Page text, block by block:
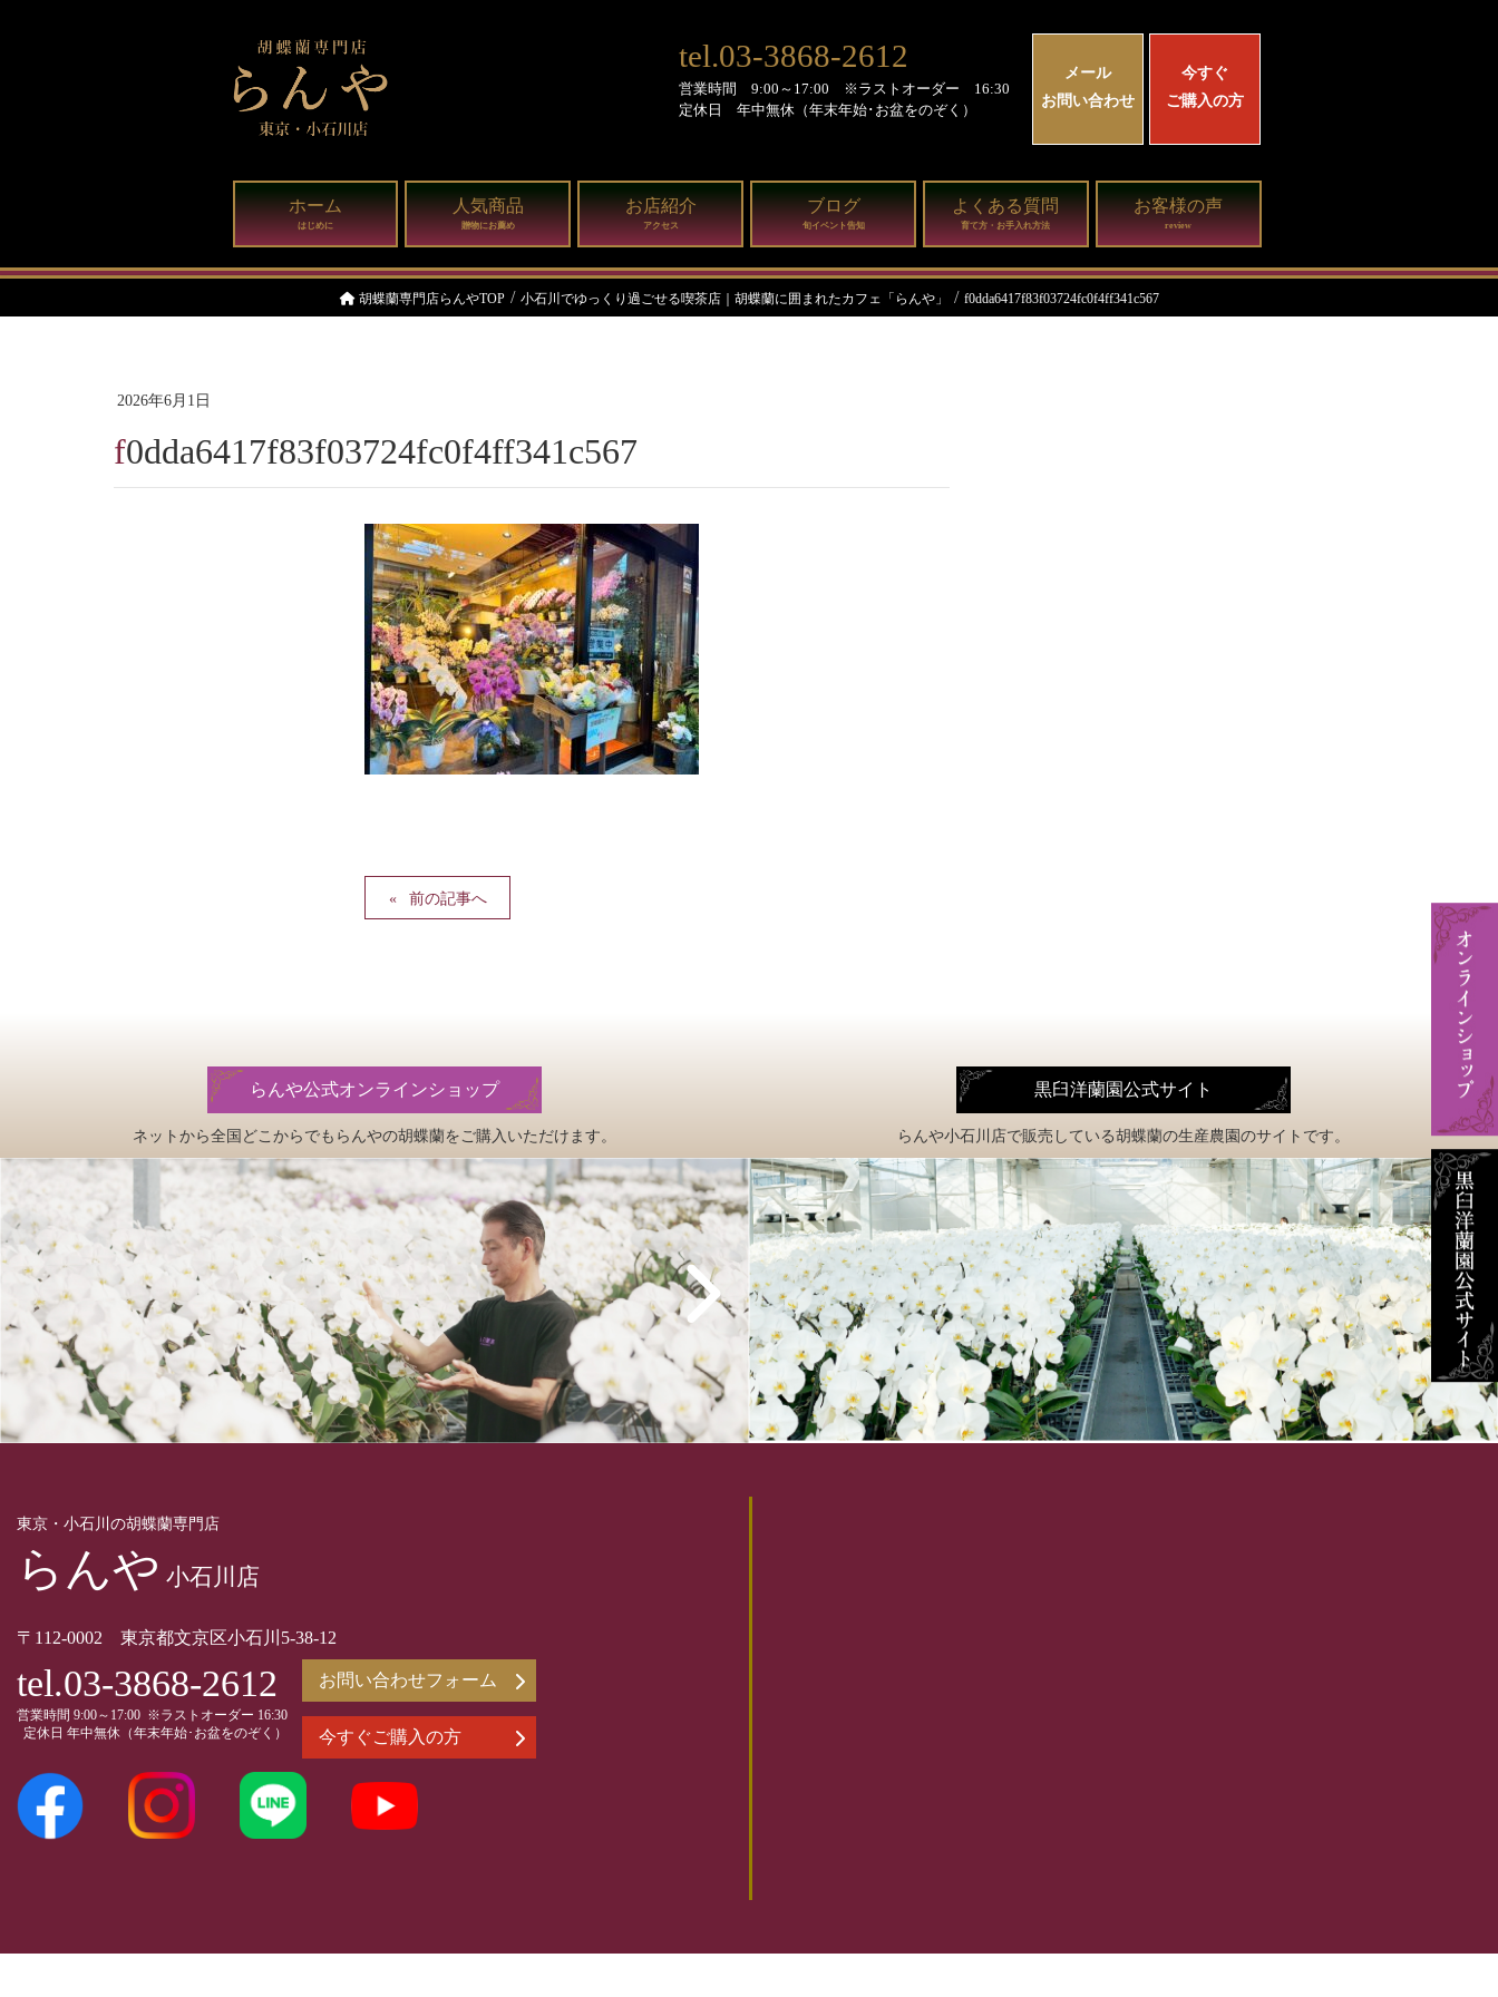
tel.03-3868-2612
営業時間 9:00～17:00 ※ラストオーダー 16:30
定休日 年中無休（年末年始･お盆をのぞく）
メール
お問い合わせ
今すぐ
ご購入の方
ホーム
はじめに
人気商品
贈物にお薦め
お店紹介
アクセス
ブログ
旬イベント告知
よくある質問
育て方・お手入れ方法
お客様の声
review
胡蝶蘭専門店らんやTOP 小石川でゆっくり過ごせる喫茶店｜胡蝶蘭に囲まれたカフェ「らんや」 f0dda6417f83f03724fc0f4ff341c567
2026年6月1日
f0dda6417f83f03724fc0f4ff341c567
前の記事へ
らんや公式オンラインショップ
ネットから全国どこからでもらんやの胡蝶蘭をご購入いただけます。
黒臼洋蘭園公式サイト
らんや小石川店で販売している胡蝶蘭の生産農園のサイトです。
東京・小石川の胡蝶蘭専門店
らんや 小石川店
〒112-0002 東京都文京区小石川5-38-12
tel.03-3868-2612
営業時間 9:00～17:00 ※ラストオーダー 16:30
定休日 年中無休（年末年始･お盆をのぞく）
お問い合わせフォーム
今すぐご購入の方